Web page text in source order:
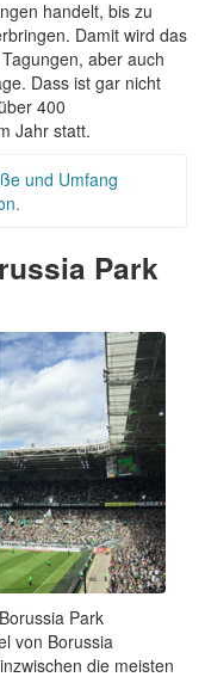
handelt, bis zu
Damit wird das
aber auch
Dass ist gar nicht
400
Jahr statt.
und Umfang
Park
Park
von Borussia
die meisten